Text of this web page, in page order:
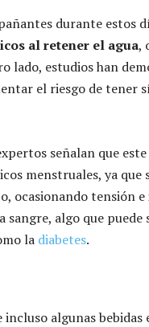
durante estos
al retener el agua,
lado, estudios han
el riesgo de tener
señalan que
menstruales, ya que
ocasionando tensión
sangre, algo que
la diabetes.
incluso algunas